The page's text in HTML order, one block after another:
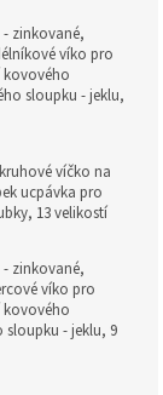
- zinkované,
víko pro
sloupku - jeklu,
víčko na
ucpávka pro
13 velikostí
- zinkované,
víko pro
sloupku - jeklu, 9